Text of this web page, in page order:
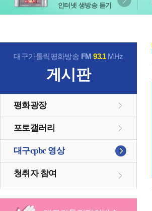
인터넷 생방송 듣기
대구가톨릭평화방송 FM93.1MHz
게시판
평화광장
포토갤러리
대구cpbc 영상
청취자 참여